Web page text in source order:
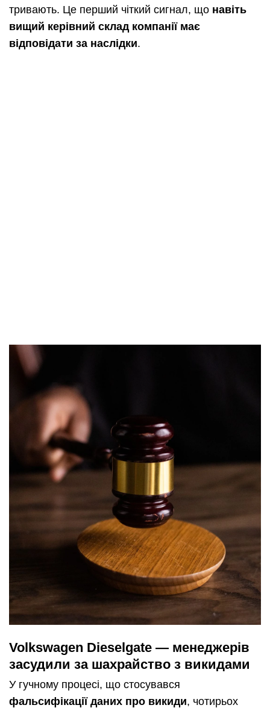
тривають. Це перший чіткий сигнал, що навіть
вищий керівний склад компанії має
відповідати за наслідки.
Volkswagen Dieselgate — менеджерів
засудили за шахрайство з викидами
У гучному процесі, що стосувався
фальсифікації даних про викиди, чотирьох